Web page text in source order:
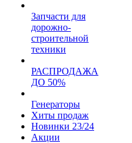
Запчасти для
дорожно-
строительной
техники
РАСПРОДАЖА
ДО 50%
Генераторы
Хиты продаж
Новинки 23/24
Акции